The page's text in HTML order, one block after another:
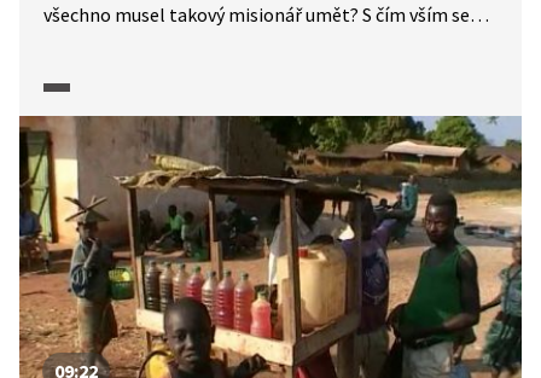
všechno musel takový misionář umět? S čím vším se
09:22